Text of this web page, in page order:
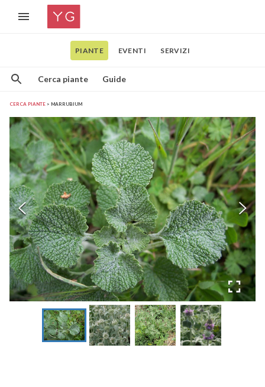
PIANTE EVENTI SERVIZI
Cerca piante Guide
CERCA PIANTE MARRUBIUM